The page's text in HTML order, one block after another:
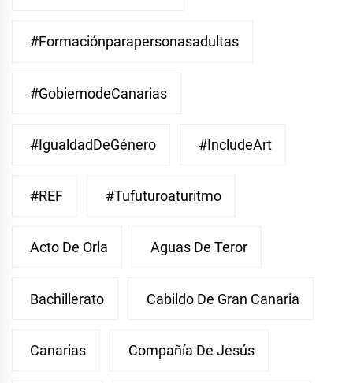
#Formaciónparapersonasadultas
#GobiernodeCanarias
#IgualdadDeGénero #IncludeArt
#REF #Tufuturoaturitmo
Acto De Orla Aguas De Teror
Bachillerato Cabildo De Gran Canaria
Canarias Compañía De Jesús